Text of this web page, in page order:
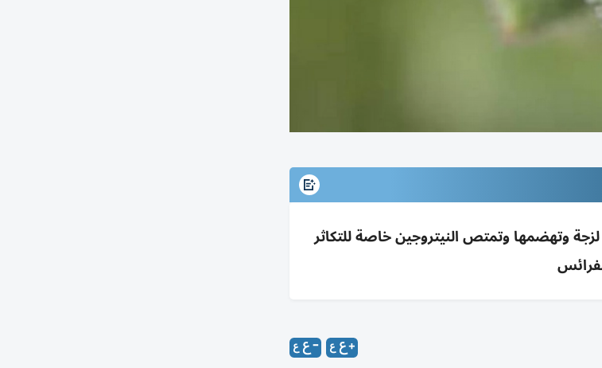
وتهضمها وتمتص النيتروجين خاصة للتكاثر